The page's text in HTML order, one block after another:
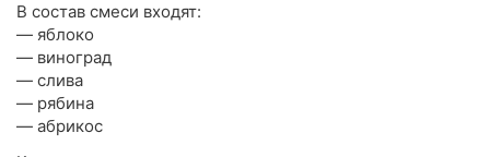
В состав смеси входят:
— яблоко
— виноград
— слива
— рябина
— абрикос